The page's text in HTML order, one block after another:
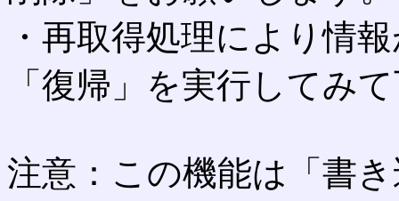
・再取得処理により情
「復帰」を実行してみ
注意：この機能は「書